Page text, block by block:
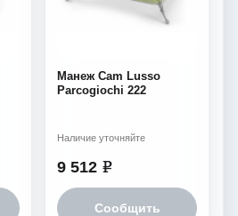
Манеж Cam Lusso
Parcogiochi 222
9 512 e
Сообщить
Наличие уточняйте